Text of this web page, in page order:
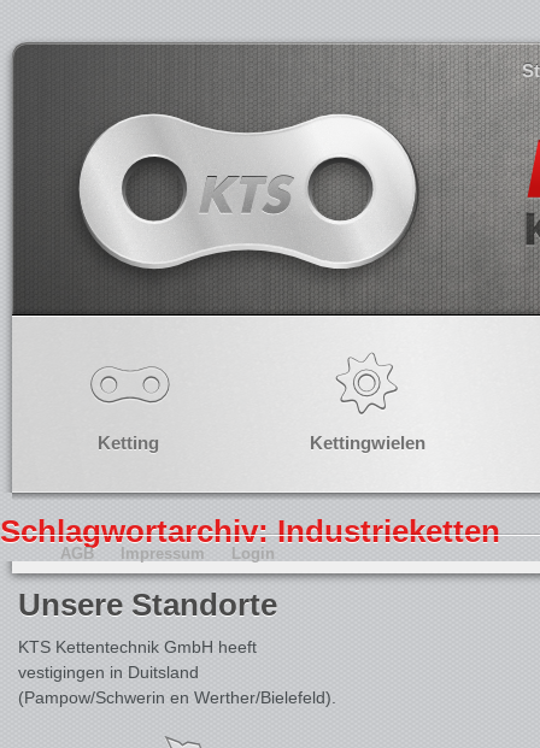
Ketting Kettingwielen
Schlagwortarchiv: Industrieketten
Unsere Standorte
KTS Kettentechnik GmbH heeft
vestigingen in Duitsland
(Pampow/Schwerin en Werther/Bielefeld).
AGB Impressum Login